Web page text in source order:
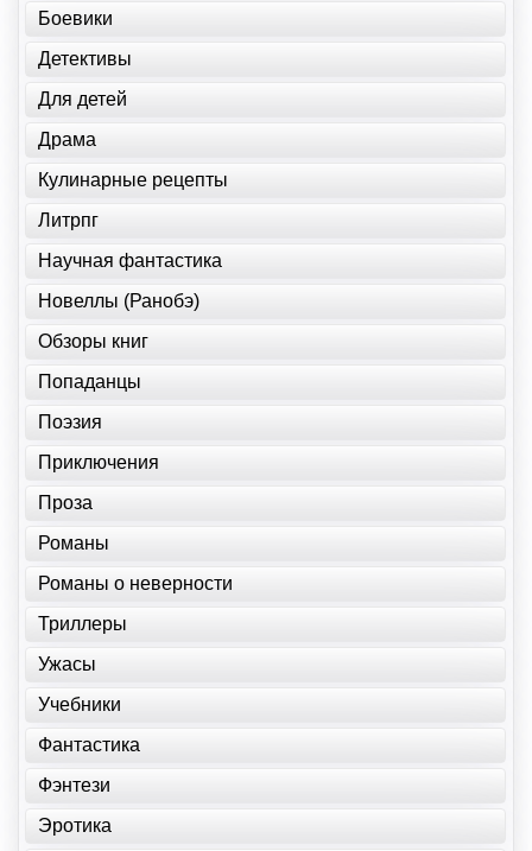
Боевики
Детективы
Для детей
Драма
Кулинарные рецепты
Литрпг
Научная фантастика
Новеллы (Ранобэ)
Обзоры книг
Попаданцы
Поэзия
Приключения
Проза
Романы
Романы о неверности
Триллеры
Ужасы
Учебники
Фантастика
Фэнтези
Эротика